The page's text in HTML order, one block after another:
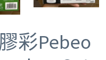
彩Pebeo